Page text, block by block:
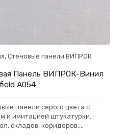
, Стеновые панели ВИПРОК
Панель ВИПРОК-Винил
А054
панели серого цвета с
и имитацией штукатурки.
складов, коридоров,